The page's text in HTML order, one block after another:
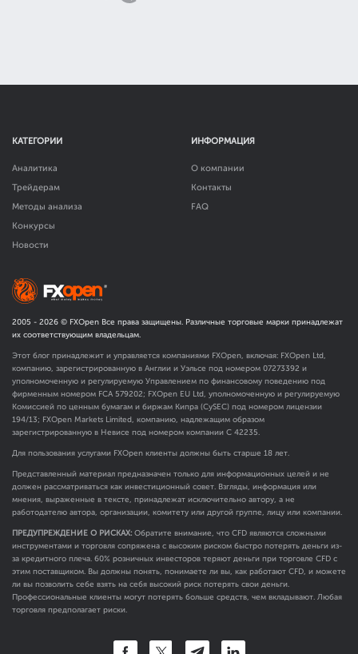
КАТЕГОРИИ
Аналитика
Трейдерам
Методы анализа
Конкурсы
Новости
ИНФОРМАЦИЯ
О компании
Контакты
FAQ
2005 - 2026 © FXOpen Все права защищены. Различные торговые марки принадлежат
их соответствующим владельцам.
Этот блог принадлежит и управляется компаниями FXOpen, включая: FXOpen Ltd,
компанию, зарегистрированную в Англии и Уэльсе под номером 07273392 и
уполномоченную и регулируемую Управлением по финансовому поведению под
фирменным номером FCA 579202; FXOpen EU Ltd, уполномоченную и регулируемую
Комиссией по ценным бумагам и биржам Кипра (CySEC) под номером лицензии
194/13; FXOpen Markets Limited, компанию, надлежащим образом
зарегистрированную в Невисе под номером компании C 42235.
Для пользования услугами FXOpen клиенты должны быть старше 18 лет.
Представленный материал предназначен только для информационных целей и не
должен рассматриваться как инвестиционный совет. Взгляды, информация или
мнения, выраженные в тексте, принадлежат исключительно автору, а не
работодателю автора, организации, комитету или другой группе, лицу или компании.
ПРЕДУПРЕЖДЕНИЕ О РИСКАХ: Обратите внимание, что CFD являются сложными
инструментами и торговля сопряжена с высоким риском быстро потерять деньги из-
за кредитного плеча. 60% розничных инвесторов теряют деньги при торговле CFD с
этим поставщиком. Вы должны понять, понимаете ли вы, как работают CFD, и можете
ли вы позволить себе взять на себя высокий риск потерять свои деньги.
Профессиональные клиенты могут потерять больше средств, чем вкладывают. Любая
торговля предполагает риски.